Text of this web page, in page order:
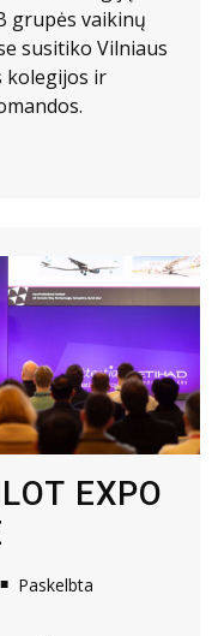
grupės vaikinų
susitiko Vilniaus
kolegijos ir
EXPO
Paskelbta